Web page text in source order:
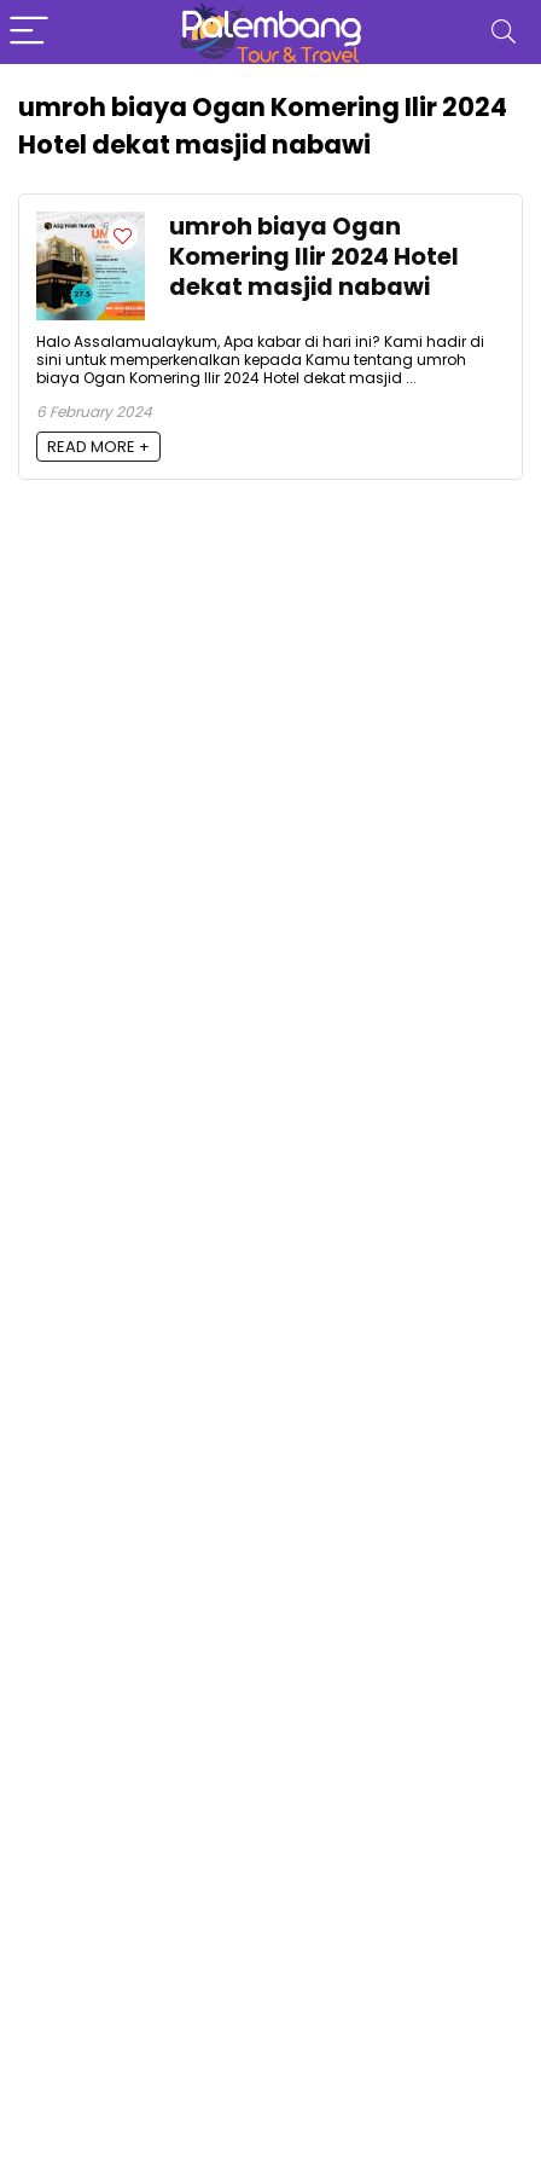
umroh biaya Ogan Komering Ilir 2024
Hotel dekat masjid nabawi
umroh biaya Ogan
Komering Ilir 2024 Hotel
dekat masjid nabawi
Halo Assalamualaykum, Apa kabar di hari ini? Kami hadir di
sini untuk memperkenalkan kepada Kamu tentang umroh
biaya Ogan Komering Ilir 2024 Hotel dekat masjid ...
6 February 2024
READ MORE +